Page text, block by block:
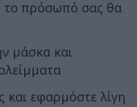
το πρόσωπό σας θα
μάσκα και
εφαρμόστε λίγη